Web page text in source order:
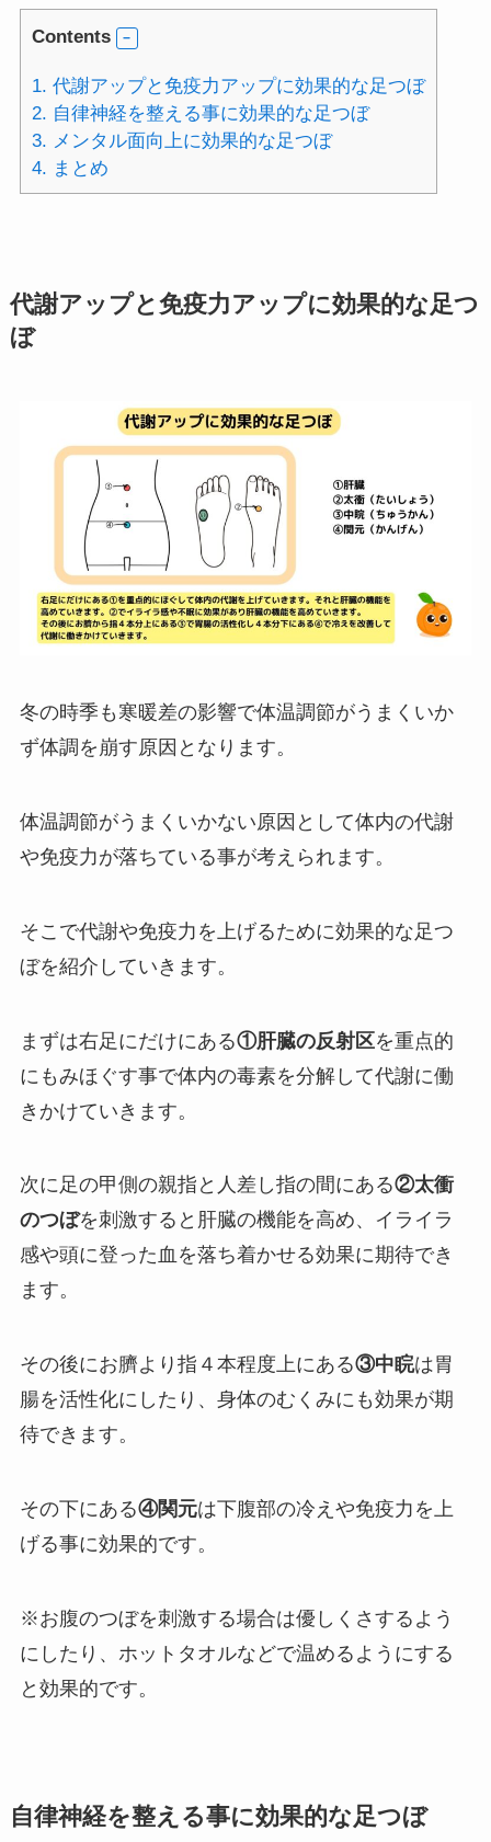
Contents
1. 代謝アップと免疫力アップに効果的な足つぼ
2. 自律神経を整える事に効果的な足つぼ
3. メンタル面向上に効果的な足つぼ
4. まとめ
代謝アップと免疫力アップに効果的な足つ
ぼ
冬の時季も寒暖差の影響で体温調節がうまくいか
ず体調を崩す原因となります。
体温調節がうまくいかない原因として体内の代謝
や免疫力が落ちている事が考えられます。
そこで代謝や免疫力を上げるために効果的な足つ
ぼを紹介していきます。
まずは右足にだけにある①肝臓の反射区を重点的
にもみほぐす事で体内の毒素を分解して代謝に働
きかけていきます。
次に足の甲側の親指と人差し指の間にある②太衝
のつぼを刺激すると肝臓の機能を高め、イライラ
感や頭に登った血を落ち着かせる効果に期待でき
ます。
その後にお臍より指４本程度上にある③中睆は胃
腸を活性化にしたり、身体のむくみにも効果が期
待できます。
その下にある④関元は下腹部の冷えや免疫力を上
げる事に効果的です。
※お腹のつぼを刺激する場合は優しくさするよう
にしたり、ホットタオルなどで温めるようにする
と効果的です。
自律神経を整える事に効果的な足つぼ